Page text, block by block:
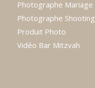
Photographe Mariage
Photographe Shooting
Produit Photo
Vidéo Bar Mitzvah